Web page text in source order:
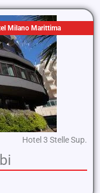
Milano Marittima
Hotel 3 Stelle Sup.